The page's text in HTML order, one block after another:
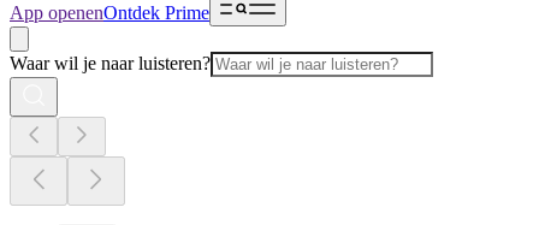
App openenOntdek Prime
Waar wil je naar luisteren?